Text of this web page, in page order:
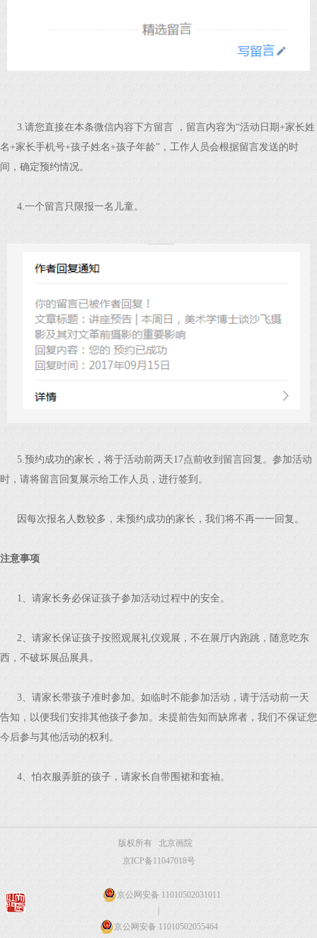
3.请您直接在本条微信内容下方留言 ，留言内容为“活动日期+家长姓
名+家长手机号+孩子姓名+孩子年龄”，工作人员会根据留言发送的时
间，确定预约情况。
4.一个留言只限报一名儿童。
5.预约成功的家长，将于活动前两天17点前收到留言回复。参加活动
时，请将留言回复展示给工作人员，进行签到。
因每次报名人数较多，未预约成功的家长，我们将不再一一回复。
注意事项
1、请家长务必保证孩子参加活动过程中的安全。
2、请家长保证孩子按照观展礼仪观展，不在展厅内跑跳，随意吃东
西，不破坏展品展具。
3、请家长带孩子准时参加。如临时不能参加活动，请于活动前一天
告知，以便我们安排其他孩子参加。未提前告知而缺席者，我们不保证您
今后参与其他活动的权利。
4、怕衣服弄脏的孩子，请家长自带围裙和套袖。
版权所有 北京画院
京ICP备11047018号
京公网安备 11010502031011
京公网安备 11010502055464